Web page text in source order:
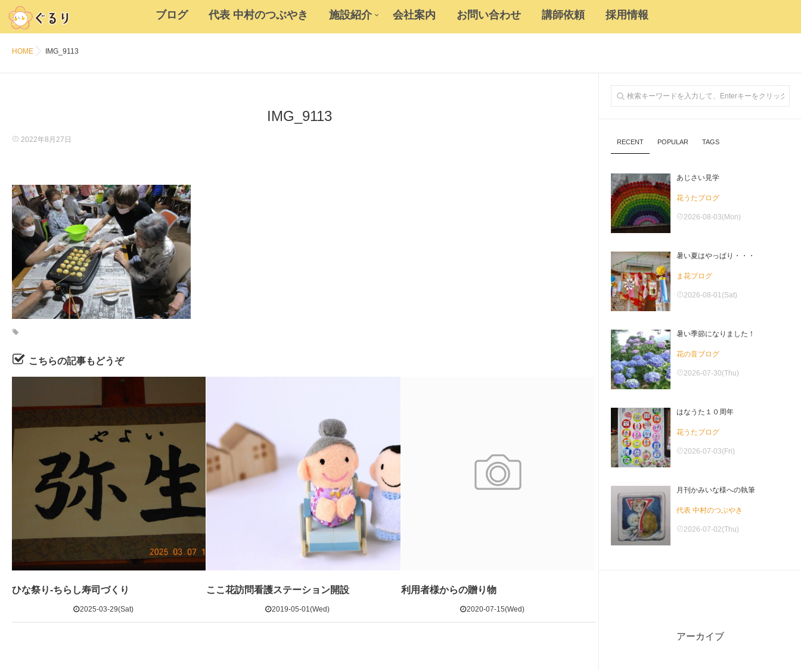
ブログ 代表 中村のつぶやき 施設紹介 会社案内 お問い合わせ 講師依頼 採用情報
HOME IMG_9113
IMG_9113
2022年8月27日
こちらの記事もどうぞ
ひな祭り-ちらし寿司づくり
2025-03-29(Sat)
ここ花訪問看護ステーション開設
2019-05-01(Wed)
利用者様からの贈り物
2020-07-15(Wed)
RECENT POPULAR TAGS
あじさい見学
花うたブログ
2026-08-03(Mon)
暑い夏はやっぱり・・・
ま花ブログ
2026-08-01(Sat)
暑い季節になりました！
花の音ブログ
2026-07-30(Thu)
はなうた１０周年
花うたブログ
2026-07-03(Fri)
月刊かみいな様への執筆
代表 中村のつぶやき
2026-07-02(Thu)
アーカイブ